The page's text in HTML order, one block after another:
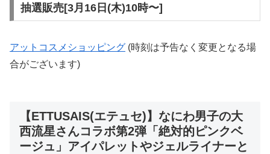
抽選販売[3月16日(木)10時〜]
アットコスメショッピング (時刻は予告なく変更となる場
合がございます)
【ETTUSAIS(エテュセ)】なにわ男子の大
西流星さんコラボ第2弾「絶対的ピンクベ
ージュ」アイパレットやジェルライナーと